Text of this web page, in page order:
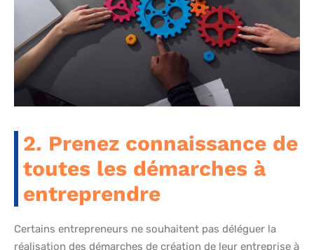
2. Prenez connaissance de
toutes les démarches à
entreprendre
Certains entrepreneurs ne souhaitent pas déléguer la
réalisation des démarches de création de leur entreprise à